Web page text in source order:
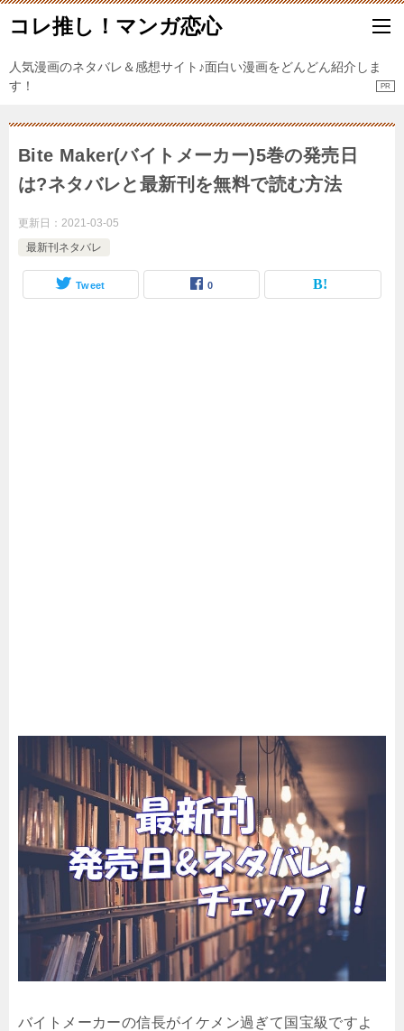
コレ推し！マンガ恋心
人気漫画のネタバレ＆感想サイト♪面白い漫画をどんどん紹介しま
す！
Bite Maker(バイトメーカー)5巻の発売日
は?ネタバレと最新刊を無料で読む方法
更新日： 2021-03-05
最新刊ネタバレ
Tweet 0
バイトメーカーの信長がイケメン過ぎて国宝級ですよ